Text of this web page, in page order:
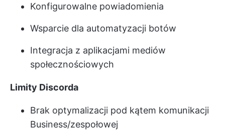
Konfigurowalne powiadomienia
Wsparcie dla automatyzacji botów
Integracja z aplikacjami mediów
społecznościowych
Limity Discorda
Brak optymalizacji pod kątem komunikacji
Business/zespołowej